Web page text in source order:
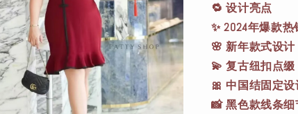
🔁设计亮点
✨ 2024年爆款
🌸 新年款式设
💫 复古纽扣点
🎀 中国结固定
📸 黑色款线条